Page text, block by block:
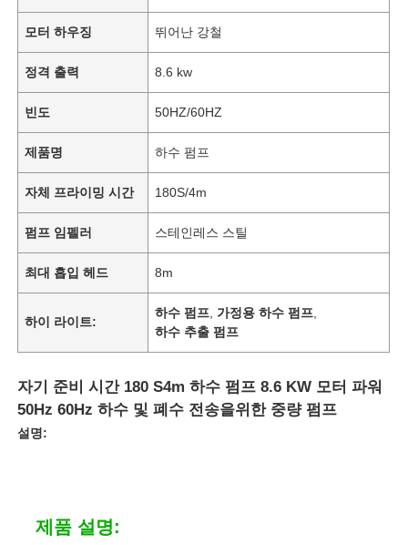
모터 하우징 뛰어난 강철
정격 출력 8.6 kw
빈도 50HZ/60HZ
제품명 하수 펌프
자체 프라이밍 시간 180S/4m
펌프 임펠러 스테인레스 스틸
최대 흡입 헤드 8m
하이 라이트:
하수 펌프 가정용 하수 펌프
하수 추출 펌프
자기 준비 시간 180 S4m 하수 펌프 8.6 KW 모터 파워
50Hz 60Hz 하수 및 폐수 전송을위한 중량 펌프
설명:
제품 설명: